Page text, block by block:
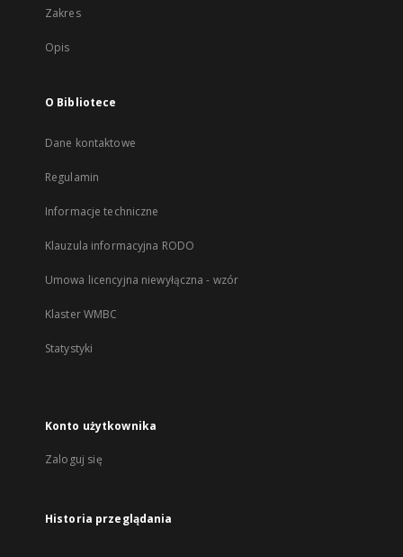
Zakres
Opis
O Bibliotece
Dane kontaktowe
Regulamin
Informacje techniczne
Klauzula informacyjna RODO
Umowa licencyjna niewyłączna - wzór
Klaster WMBC
Statystyki
Konto użytkownika
Zaloguj się
Historia przeglądania